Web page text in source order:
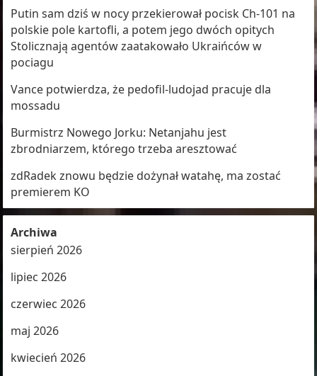
Putin sam dziś w nocy przekierował pocisk Ch-101 na
polskie pole kartofli, a potem jego dwóch opitych
Stolicznają agentów zaatakowało Ukraińców w
pociagu
Vance potwierdza, że pedofil-ludojad pracuje dla
mossadu
Burmistrz Nowego Jorku: Netanjahu jest
zbrodniarzem, którego trzeba aresztować
zdRadek znowu będzie dożynał watahę, ma zostać
premierem KO
Archiwa
sierpień 2026
lipiec 2026
czerwiec 2026
maj 2026
kwiecień 2026